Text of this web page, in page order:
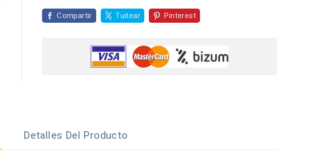
Compartir Tuitear Pinterest
Detalles Del Producto